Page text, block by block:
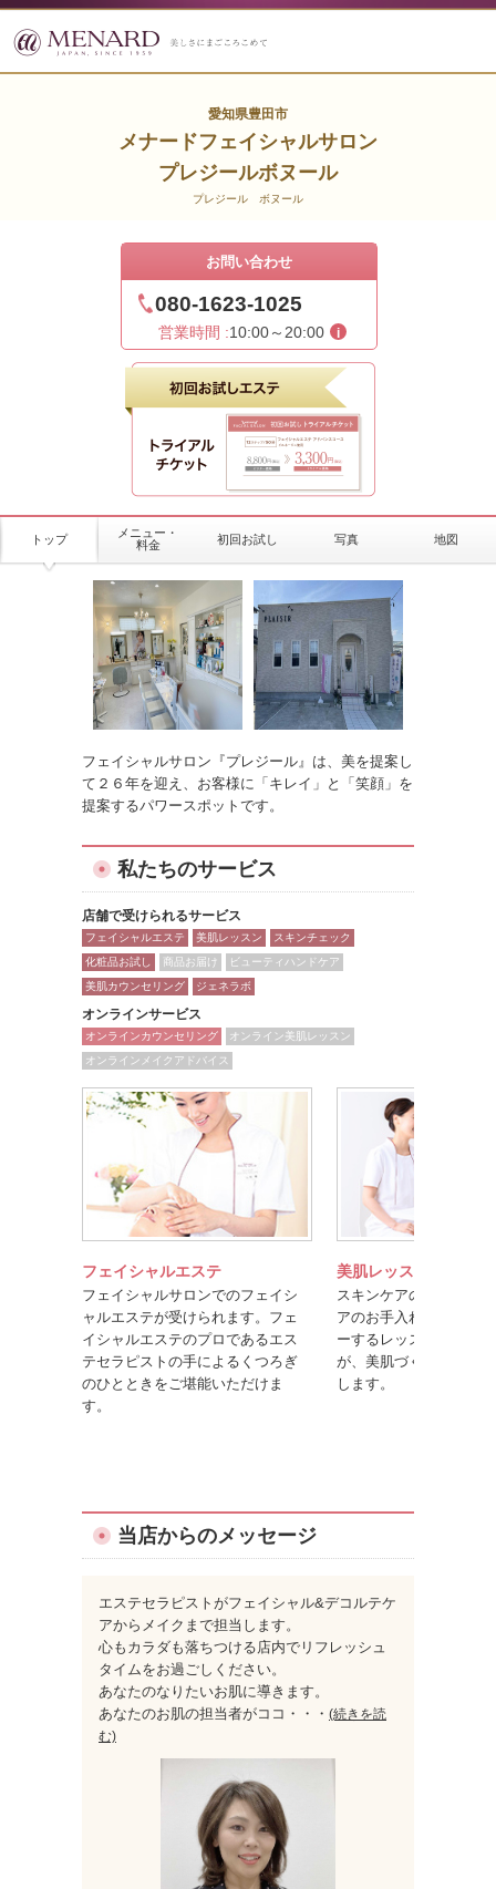
愛知県豊田市
メナードフェイシャルサロン
プレジールボヌール
プレジール ボヌール
お問い合わせ
080-1623-1025
営業時間 :10:00～20:00
トップ
メニュー・
料金
初回お試し 写真 地図
フェイシャルサロン『プレジール』は、美を提案し
て２６年を迎え、お客様に「キレイ」と「笑顔」を
提案するパワースポットです。
私たちのサービス
店舗で受けられるサービス
フェイシャルエステ 美肌レッスン
スキンチェック
化粧品お試し
商品お届け
ビューティハンドケア
美肌カウンセリング
ジェネラボ
オンラインサービス
オンラインカウンセリング
オンライン美肌レッスン
オンラインメイクアドバイス
フェイシャルエステ
フェイシャルサロンでのフェイシ
ャルエステが受けられます。フェ
イシャルエステのプロであるエス
テセラピストの手によるくつろぎ
のひとときをご堪能いただけま
す。
美肌レッスン
スキンケアのポイント
アのお手入れ方法を楽
ーするレッスンです。
が、美肌づくりのコツ
します。
当店からのメッセージ
エステセラピストがフェイシャル&デコルテケ
アからメイクまで担当します。
心もカラダも落ちつける店内でリフレッシュ
タイムをお過ごしください。
あなたのなりたいお肌に導きます。
あなたのお肌の担当者がココ ・・・ (続きを読
む)